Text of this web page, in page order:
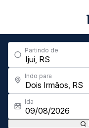
Partindo de
Indo para
Ida